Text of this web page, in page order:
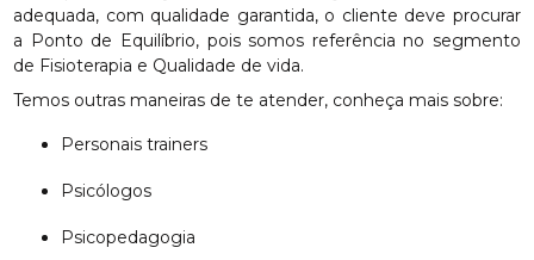
adequada, com qualidade garantida, o cliente deve procurar
a Ponto de Equilíbrio, pois somos referência no segmento
de Fisioterapia e Qualidade de vida.
Temos outras maneiras de te atender, conheça mais sobre:
Personais trainers
Psicólogos
Psicopedagogia